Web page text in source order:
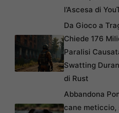
l’Ascesa di
Da Gioco a
Chiede 176
Paralisi
Swatting
di Rust
Abbandona
cane meticcio,